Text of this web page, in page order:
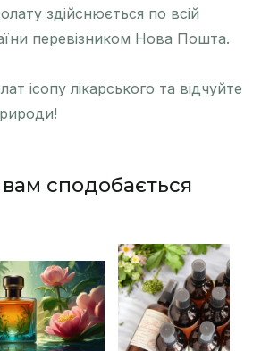
здійснюється по всій
перевізником Нова Пошта.
ісопу лікарського та відчуйте
сподобається